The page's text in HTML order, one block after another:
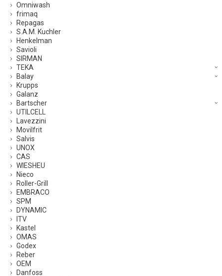
Omniwash
frimaq
Repagas
S.A.M. Kuchler
Henkelman
Savioli
SIRMAN
TEKA
Balay
Krupps
Galanz
Bartscher
UTILCELL
Lavezzini
Movilfrit
Salvis
UNOX
CAS
WIESHEU
Nieco
Roller-Grill
EMBRACO
SPM
DYNAMIC
ITV
Kastel
OMAS
Godex
Reber
OEM
Danfoss